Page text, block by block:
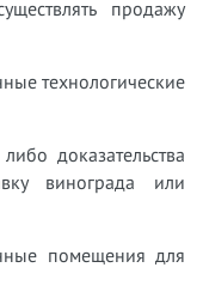
продажу
технологические
доказательства
винограда или
помещения для